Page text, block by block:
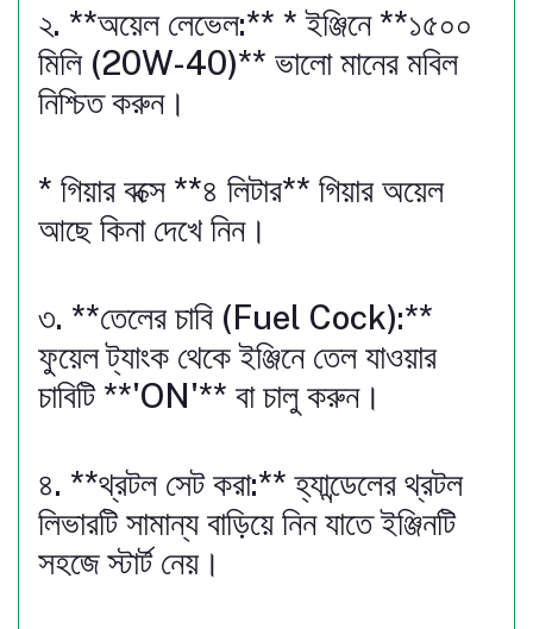
২. **অয়েল লেভেল:** * ইঞ্জিনে **১৫০০
মিলি (20W-40)** ভালো মানের মবিল
নিশ্চিত করুন।
* গিয়ার বক্সে **৪ লিটার** গিয়ার অয়েল
আছে কিনা দেখে নিন।
৩. **তেলের চাবি (Fuel Cock):**
ফুয়েল ট্যাংক থেকে ইঞ্জিনে তেল যাওয়ার
চাবিটি **'ON'** বা চালু করুন।
৪. **থ্রটল সেট করা:** হ্যান্ডেলের থ্রটল
লিভারটি সামান্য বাড়িয়ে নিন যাতে ইঞ্জিনটি
সহজে স্টার্ট নেয়।